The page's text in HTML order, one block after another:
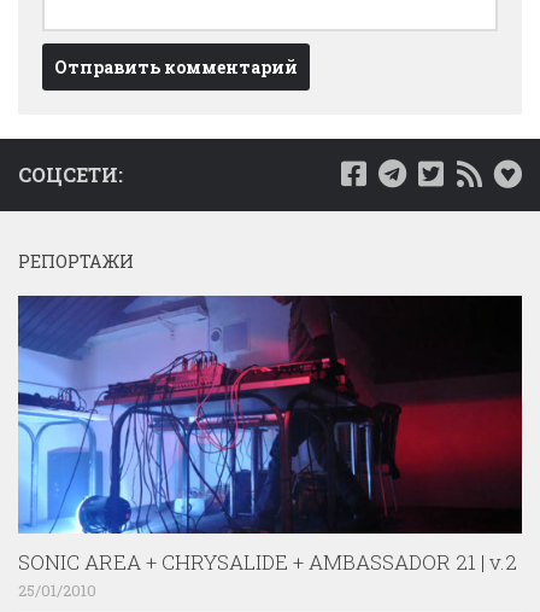
СОЦСЕТИ:
РЕПОРТАЖИ
SONIC AREA + CHRYSALIDE + AMBASSADOR 21 | v.2
25/01/2010